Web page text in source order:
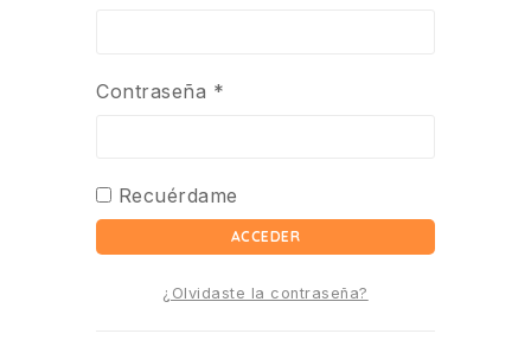
Contraseña *
Recuérdame
ACCEDER
¿Olvidaste la contraseña?